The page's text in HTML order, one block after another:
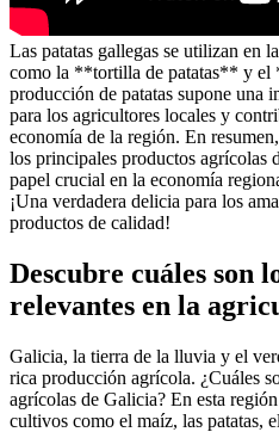
Las patatas gallegas se utilizan en
como la **tortilla de patatas** y
producción de patatas supone una
para los agricultores locales y
economía de la región. En
los principales productos agrícolas
papel crucial en la economía
¡Una verdadera delicia para los
productos de calidad!
Descubre cuáles son
relevantes en la
Galicia, la tierra de la lluvia y el
rica producción agrícola. ¿Cuáles
agrícolas de Galicia? En esta
cultivos como el maíz, las patatas,